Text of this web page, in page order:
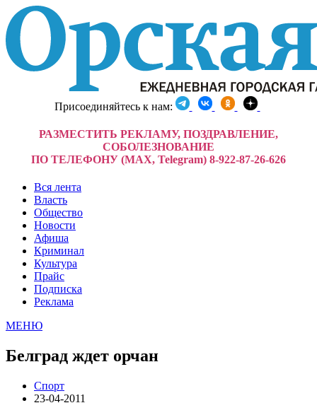
Присоединяйтесь к нам:
РАЗМЕСТИТЬ РЕКЛАМУ, ПОЗДРАВЛЕНИЕ,
СОБОЛЕЗНОВАНИЕ
ПО ТЕЛЕФОНУ (MAX, Telegram) 8-922-87-26-626
Вся лента
Власть
Общество
Новости
Афиша
Криминал
Культура
Прайс
Подписка
Реклама
МЕНЮ
Белград ждет орчан
Спорт
23-04-2011